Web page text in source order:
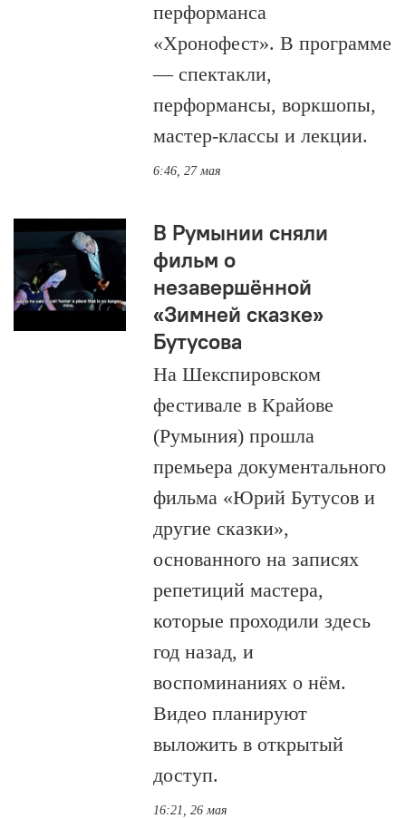
перформанса
«Хронофест». В программе
— спектакли,
перформансы, воркшопы,
мастер-классы и лекции.
6:46, 27 мая
В Румынии сняли
фильм о
незавершённой
«Зимней сказке»
Бутусова
На Шекспировском
фестивале в Крайове
(Румыния) прошла
премьера документального
фильма «Юрий Бутусов и
другие сказки»,
основанного на записях
репетиций мастера,
которые проходили здесь
год назад, и
воспоминаниях о нём.
Видео планируют
выложить в открытый
доступ.
16:21, 26 мая